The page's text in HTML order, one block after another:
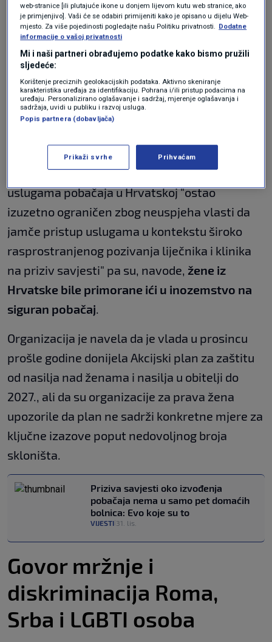
Povijesna odluka Bruxellesa: Milijun
potpisa za sigurniji pobačaj u cijeloj
EU
Žene iz Hrvatske moraju
u inozemstvo na siguran
pobačaj
Amnesty International naveo je da je pristup
uslugama pobačaja u Hrvatskoj "ostao
izuzetno ograničen zbog neuspjeha vlasti da
jamče pristup uslugama u kontekstu široko
rasprostranjenog pozivanja liječnika i klinika
na priziv savjesti" pa su, navode, žene iz
Hrvatske bile primorane ići u inozemstvo na
siguran pobačaj.
Organizacija je navela da je vlada u prosincu
prošle godine donijela Akcijski plan za zaštitu
od nasilja nad ženama i nasilja u obitelji do
2027., ali da su organizacije za prava žena
upozorile da plan ne sadrži konkretne mjere za
ključne izazove poput nedovoljnog broja
skloništa.
Priziva savjesti oko izvođenja
pobačaja nema u samo pet domaćih
bolnica: Evo koje su to
VIJESTI 31. lis.
Govor mržnje i
diskriminacija Roma,
Srba i LGBTI osoba
web-stranice [ili plutajuće ikone u donjem lijevom kutu web stranice, ako
je primjenjivo]. Vaši će se odabiri primijeniti kako je opisano u dijelu Web-
mjesto. Za više pojedinosti pogledajte našu Politiku privatnosti.
Dodatne
informacije o vašoj privatnosti
Mi i naši partneri obrađujemo podatke kako bismo pružili
sljedeće:
Korištenje preciznih geolokacijskih podataka. Aktivno skeniranje
karakteristika uređaja za identifikaciju. Pohrana i/ili pristup podacima na
uređaju. Personalizirano oglašavanje i sadržaj, mjerenje oglašavanja i
sadržaja, uvidi u publiku i razvoj usluga.
Popis partnera (dobavljača)
Prikaži svrhe Prihvaćam